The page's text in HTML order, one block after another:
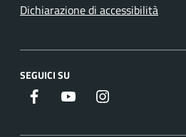
Dichiarazione di accessibilità
SEGUICI SU
Facebook Youtube